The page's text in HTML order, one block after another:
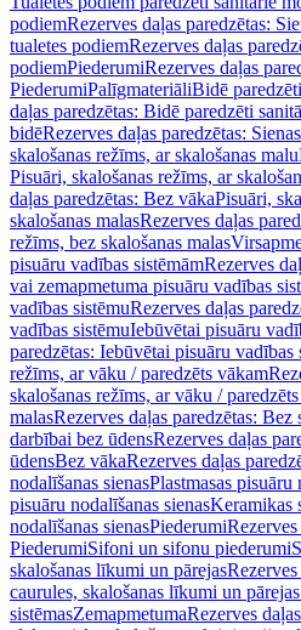
podiemRezerves daļas paredzētas:
tualetes podiemRezerves daļas
podiemPiederumiRezerves daļas
PiederumiPalīgmateriāliBidē
daļas paredzētas: Bidē paredzēti
bidēRezerves daļas paredzētas:
skalošanas režīms, ar skalošanas malu
Pisuāri, skalošanas režīms, ar
daļas paredzētas: Bez vākaPisuāri,
skalošanas malasRezerves daļas
režīms, bez skalošanas malas
pisuāru vadības sistēmāmRezerves
vai zemapmetuma pisuāru vadības
vadības sistēmuRezerves daļas
vadības sistēmuIebūvētai pisuāru
paredzētas: Iebūvētai pisuāru vadības
režīms, ar vāku / paredzēts vākam
skalošanas režīms, ar vāku /
malasRezerves daļas paredzētas: Bez
darbībai bez ūdensRezerves daļas
ūdensBez vākaRezerves daļas
nodalīšanas sienasPlastmasas pisuāru
pisuāru nodalīšanas sienasKeramikas
nodalīšanas sienasPiederumiRezerves
PiederumiSifoni un sifonu piederumi
skalošanas līkumi un pārejas
caurules, skalošanas līkumi un pārejas
sistēmasZemapmetumaRezerves